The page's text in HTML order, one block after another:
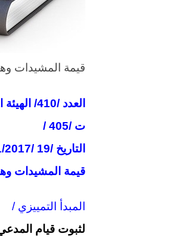
قيمة المشيدات
العدد /410/ الهيئة المدنية /2017
ت /405 /
التاريخ /19 /1/2017
قيمة المشيدات
المبدأ التمييزي /
لثبوت قيام